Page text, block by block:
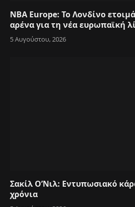
NBA Europe: Το Λονδίνο
αρένα για τη νέα ευρωπαϊκή
5 Αυγούστου, 2026
Σακίλ Ο’Νιλ: Εντυπωσιακό
χρόνια